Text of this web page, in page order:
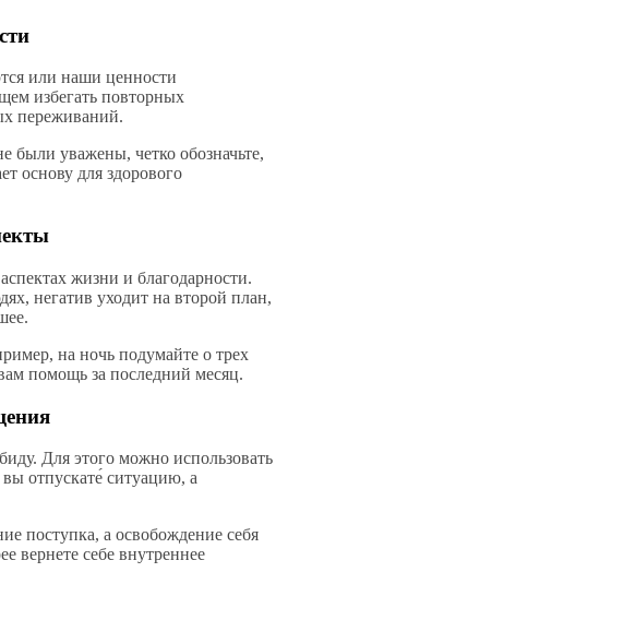
или наши ценности
избегать повторных
переживаний.
уважены, четко обозначьте,
основу для здорового
жизни и благодарности.
негатив уходит на второй план,
на ночь подумайте о трех
помощь за последний месяц.
Для этого можно использовать
отпускате́ ситуацию, а
поступка, а освобождение себя
вернете себе внутреннее